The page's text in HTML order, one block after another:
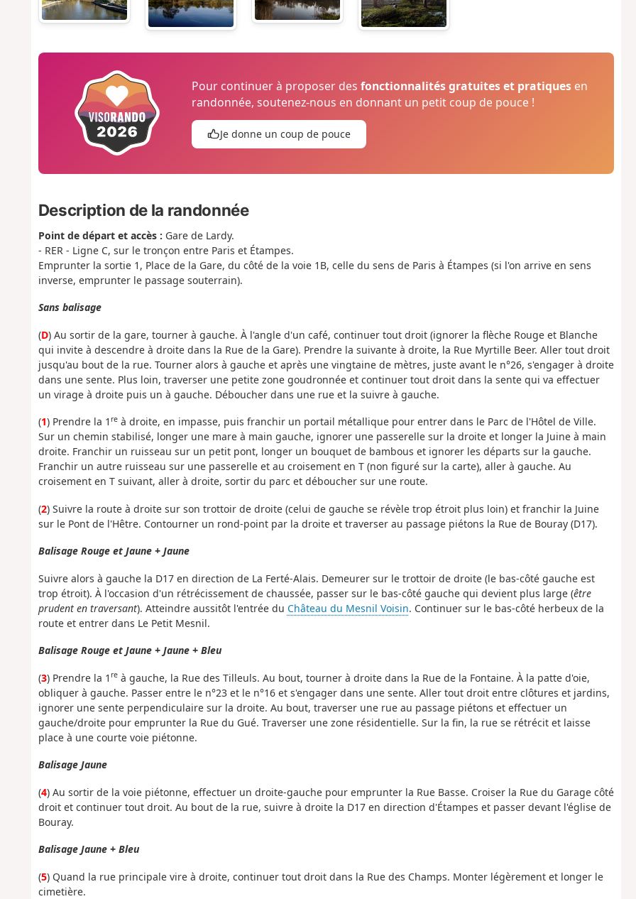
Pour continuer à proposer desfonctionnalités gratuites et pratiques en
randonnée, soutenez-nous en donnant un petit coup de pouce !
Je donne un coup de pouce
Description de la randonnée
Point de départ et accès : Gare de Lardy.
- RER - Ligne C, sur le tronçon entre Paris et Étampes.
Emprunter la sortie 1, Place de la Gare, du côté de la voie 1B, celle du sens de Paris à Étampes (si l'on arrive en sens
inverse, emprunter le passage souterrain).
Sans balisage
(D) Au sortir de la gare, tourner à gauche. À l'angle d'un café, continuer tout droit (ignorer la flèche Rouge et Blanche
qui invite à descendre à droite dans la Rue de la Gare). Prendre la suivante à droite, la Rue Myrtille Beer. Aller tout droit
jusqu'au bout de la rue. Tourner alors à gauche et après une vingtaine de mètres, juste avant le n°26, s'engager à droite
dans une sente. Plus loin, traverser une petite zone goudronnée et continuer tout droit dans la sente qui va effectuer
un virage à droite puis un à gauche. Déboucher dans une rue et la suivre à gauche.
(1) Prendre la 1 reà droite, en impasse, puis franchir un portail métallique pour entrer dans le Parc de l'Hôtel de Ville.
Sur un chemin stabilisé, longer une mare à main gauche, ignorer une passerelle sur la droite et longer la Juine à main
droite. Franchir un ruisseau sur un petit pont, longer un bouquet de bambous et ignorer les départs sur la gauche.
Franchir un autre ruisseau sur une passerelle et au croisement en T (non figuré sur la carte), aller à gauche. Au
croisement en T suivant, aller à droite, sortir du parc et déboucher sur une route.
(2) Suivre la route à droite sur son trottoir de droite (celui de gauche se révèle trop étroit plus loin) et franchir la Juine
sur le Pont de l'Hêtre. Contourner un rond-point par la droite et traverser au passage piétons la Rue de Bouray (D17).
Balisage Rouge et Jaune + Jaune
Suivre alors à gauche la D17 en direction de La Ferté-Alais. Demeurer sur le trottoir de droite (le bas-côté gauche est
trop étroit). À l'occasion d'un rétrécissement de chaussée, passer sur le bas-côté gauche qui devient plus large (être
prudent en traversant). Atteindre aussitôt l'entrée du Château du Mesnil Voisin. Continuer sur le bas-côté herbeux de la
route et entrer dans Le Petit Mesnil.
Balisage Rouge et Jaune + Jaune + Bleu
(3) Prendre la 1 reà gauche, la Rue des Tilleuls. Au bout, tourner à droite dans la Rue de la Fontaine. À la patte d'oie,
obliquer à gauche. Passer entre le n°23 et le n°16 et s'engager dans une sente. Aller tout droit entre clôtures et jardins,
ignorer une sente perpendiculaire sur la droite. Au bout, traverser une rue au passage piétons et effectuer un
gauche/droite pour emprunter la Rue du Gué. Traverser une zone résidentielle. Sur la fin, la rue se rétrécit et laisse
place à une courte voie piétonne.
Balisage Jaune
(4) Au sortir de la voie piétonne, effectuer un droite-gauche pour emprunter la Rue Basse. Croiser la Rue du Garage côté
droit et continuer tout droit. Au bout de la rue, suivre à droite la D17 en direction d'Étampes et passer devant l'église de
Bouray.
Balisage Jaune + Bleu
(5) Quand la rue principale vire à droite, continuer tout droit dans la Rue des Champs. Monter légèrement et longer le
cimetière.